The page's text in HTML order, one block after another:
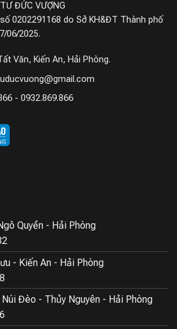
ĐỨC VƯỢNG
0202291168 do Sở KH&ĐT Thành phố
06/2025.
Văn, Kiến An, Hải Phòng.
- 0932.869.866
Quyền - Hải Phòng
- Kiến An - Hải Phòng
Đèo - Thủy Nguyên - Hải Phòng